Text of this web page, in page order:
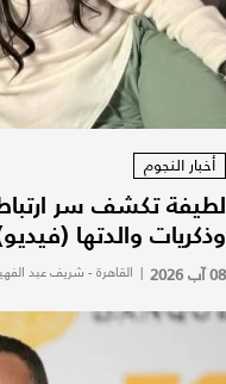
أخبار النجوم
لطيفة تكشف سر
وذكريات والدتها
08 آب 2026 | القاهرة - شريف عبد